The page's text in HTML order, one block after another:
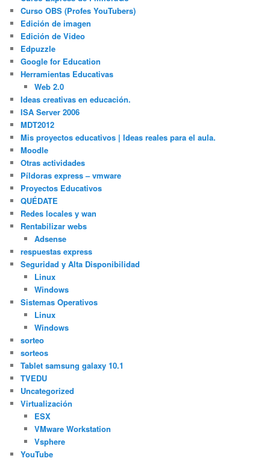
Curso OBS (Profes YouTubers)
Edición de imagen
Edición de Video
Edpuzzle
Google for Education
Herramientas Educativas
Web 2.0
Ideas creativas en educación.
ISA Server 2006
MDT2012
Mis proyectos educativos | Ideas reales para el aula.
Moodle
Otras actividades
Píldoras express – vmware
Proyectos Educativos
QUÉDATE
Redes locales y wan
Rentabilizar webs
Adsense
respuestas express
Seguridad y Alta Disponibilidad
Linux
Windows
Sistemas Operativos
Linux
Windows
sorteo
sorteos
Tablet samsung galaxy 10.1
TVEDU
Uncategorized
Virtualización
ESX
VMware Workstation
Vsphere
YouTube